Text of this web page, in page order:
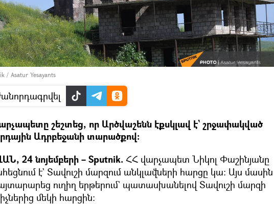
/ Asatur Yesayants
շեշտեց, որ Արծվաշենն էքսկլավ է` շրջափակված
Ադրբեջանի տարածքով։
24 նոյեմբերի – Sputnik. ՀՀ վարչապետ Նիկոլ Փաշինյանը
է` Տավուշի մարզում անկլավների հարցը կա։ Այս մասին
ուղիղ երթերում` պատասխանելով Տավուշի մարզի
մեկի հարցին։